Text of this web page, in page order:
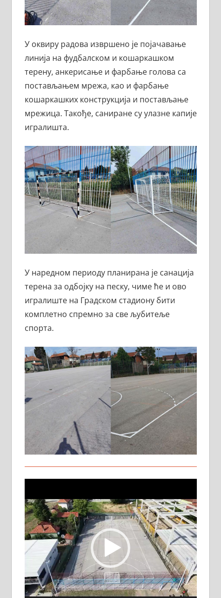
У оквиру радова извршено је појачавање
линија на фудбалском и кошаркашком
терену, анкерисање и фарбање голова са
постављањем мрежа, као и фарбање
кошаркашких конструкција и постављање
мрежица. Такође, саниране су улазне капије
игралишта.
У наредном периоду планирана је санација
терена за одбојку на песку, чиме ће и ово
игралиште на Градском стадиону бити
комплетно спремно за све љубитеље
спорта.
видео
записа